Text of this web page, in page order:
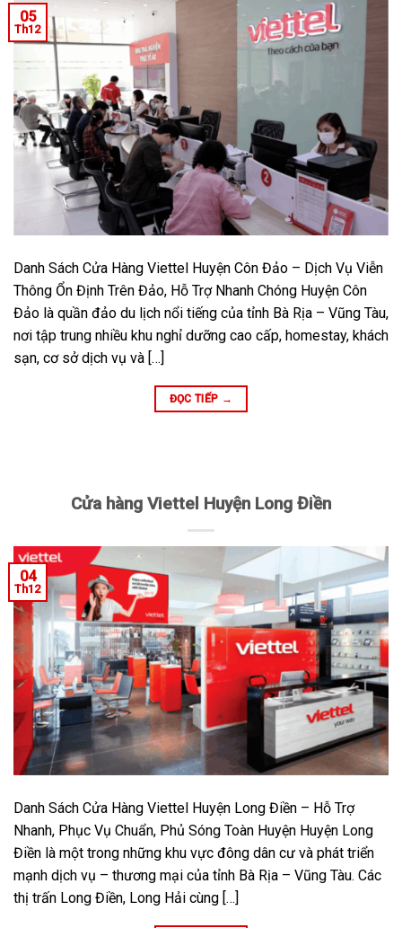
05
Th12
Danh Sách Cửa Hàng Viettel Huyện Côn Đảo – Dịch Vụ Viễn
Thông Ổn Định Trên Đảo, Hỗ Trợ Nhanh Chóng Huyện Côn
Đảo là quần đảo du lịch nổi tiếng của tỉnh Bà Rịa – Vũng Tàu,
nơi tập trung nhiều khu nghỉ dưỡng cao cấp, homestay, khách
sạn, cơ sở dịch vụ và […]
ĐỌC TIẾP →
Cửa hàng Viettel Huyện Long Điền
04
Th12
Danh Sách Cửa Hàng Viettel Huyện Long Điền – Hỗ Trợ
Nhanh, Phục Vụ Chuẩn, Phủ Sóng Toàn Huyện Huyện Long
Điền là một trong những khu vực đông dân cư và phát triển
mạnh dịch vụ – thương mại của tỉnh Bà Rịa – Vũng Tàu. Các
thị trấn Long Điền, Long Hải cùng […]